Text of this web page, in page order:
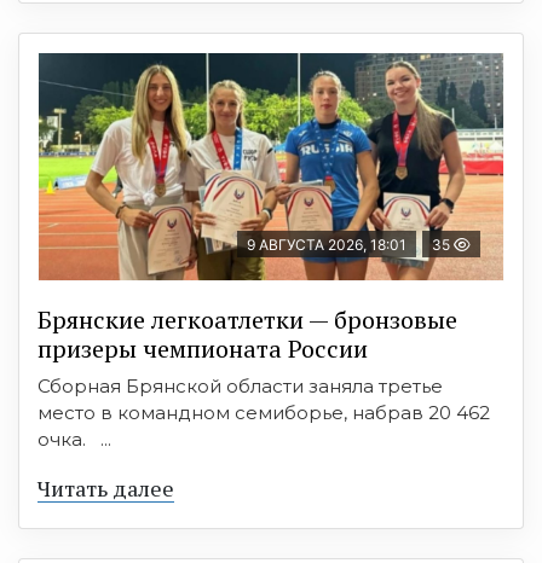
9 АВГУСТА 2026, 18:01 35
Брянские легкоатлетки — бронзовые
призеры чемпионата России
Сборная Брянской области заняла третье
место в командном семиборье, набрав 20 462
очка. ...
Читать далее